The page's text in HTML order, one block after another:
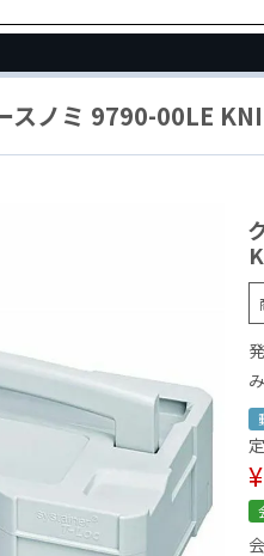
スノミ 9790-00LE
¥